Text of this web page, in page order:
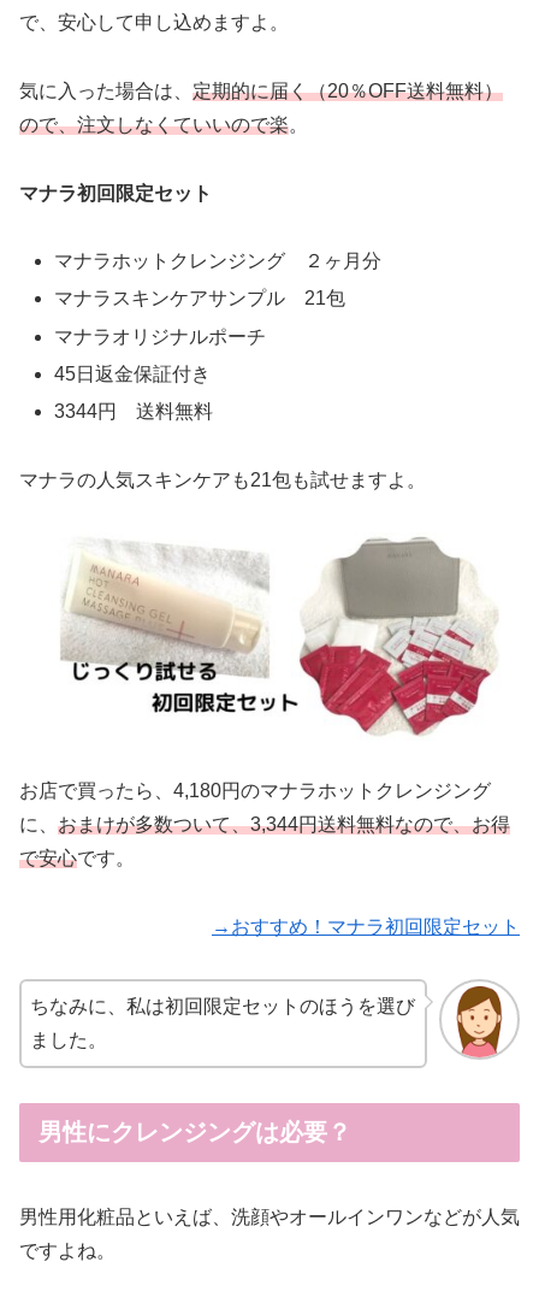
で、安心して申し込めますよ。
気に入った場合は、 定期的に届く（20％OFF送料無料）
ので、注文しなくていいので楽。
マナラ初回限定セット
マナラホットクレンジング ２ヶ月分
マナラスキンケアサンプル 21包
マナラオリジナルポーチ
45日返金保証付き
3344円 送料無料
マナラの人気スキンケアも21包も試せますよ。
お店で買ったら、4,180円のマナラホットクレンジング
に、 おまけが多数ついて、3,344円送料無料なので、お得
で安心です。
→おすすめ！マナラ初回限定セット
ちなみに、私は初回限定セットのほうを選び
ました。
男性にクレンジングは必要？
男性用化粧品といえば、洗顔やオールインワンなどが人気
ですよね。